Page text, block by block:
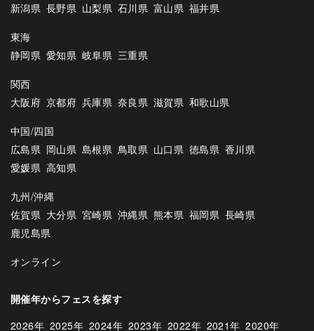
新潟県 長野県 山梨県 石川県 富山県 福井県
東海
静岡県 愛知県 岐阜県 三重県
関西
大阪府 京都府 兵庫県 奈良県 滋賀県 和歌山県
中国/四国
広島県 岡山県 島根県 鳥取県 山口県 徳島県 香川県
愛媛県 高知県
九州/沖縄
佐賀県 大分県 宮崎県 沖縄県 熊本県 福岡県 長崎県
鹿児島県
オンライン
開催年からフェスを探す
2026年 2025年 2024年 2023年 2022年 2021年 2020年